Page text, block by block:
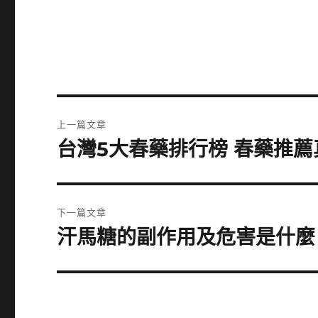
章
上一篇文章
上
篇
章:
台灣5大春藥排行榜 春藥推
下一篇文章
下
篇
汗馬糖的副作用及危害是什麼